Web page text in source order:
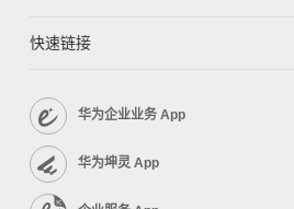
快速链接
华为企业业务 App
华为坤灵 App